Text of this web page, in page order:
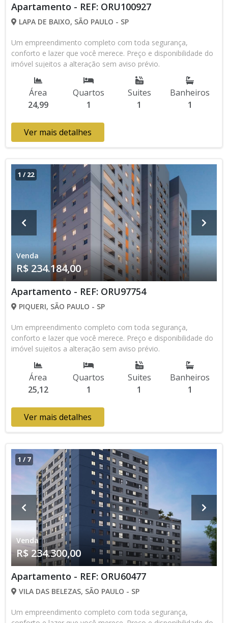
Apartamento - REF: ORU100927
LAPA DE BAIXO, SÃO PAULO - SP
Um empreendimento completo com toda segurança,
conforto e lazer que você merece. Preço e disponibilidade do
imóvel sujeitos a alteração sem aviso prévio.
Área
24,99
Quartos
1
Suites
1
Banheiros
1
Ver mais detalhes
1 /22
Venda
R$ 234.184,00
Apartamento - REF: ORU97754
PIQUERI, SÃO PAULO - SP
Um empreendimento completo com toda segurança,
conforto e lazer que você merece. Preço e disponibilidade do
imóvel sujeitos a alteração sem aviso prévio.
Área
25,12
Quartos
1
Suites
1
Banheiros
1
Ver mais detalhes
1 /7
Venda
R$ 234.300,00
Apartamento - REF: ORU60477
VILA DAS BELEZAS, SÃO PAULO - SP
Um empreendimento completo com toda segurança,